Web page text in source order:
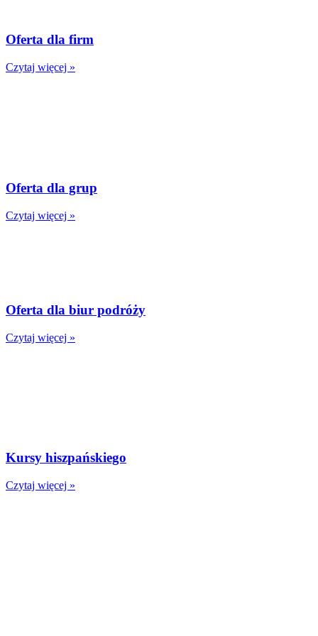
Oferta dla firm
Czytaj więcej »
Oferta dla grup
Czytaj więcej »
Oferta dla biur podróży
Czytaj więcej »
Kursy hiszpańskiego
Czytaj więcej »